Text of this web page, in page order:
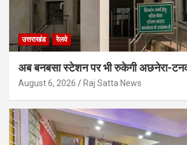
उत्तराखंड रेलवे
अब बनबसा स्टेशन पर भी रुकेगी अछनेरा-
August 6, 2026 Raj Satta News